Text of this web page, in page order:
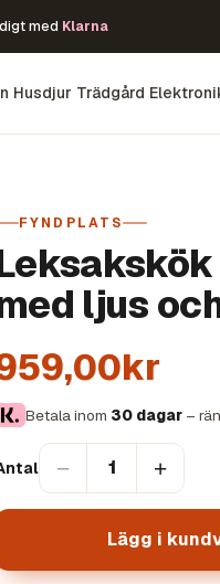
med Klarna
Husdjur Trädgård
FYNDPLATS
ljus
Betala inom 30 dagar –
− 1 +
Lägg i